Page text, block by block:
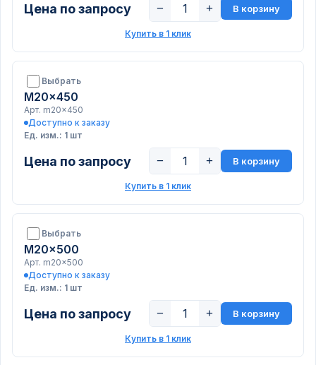
Цена по запросу − + В корзину
Купить в 1 клик
Выбрать
M20x450
Арт. m20x450
Доступно к заказу
Ед. изм.: 1 шт
Цена по запросу − + В корзину
Купить в 1 клик
Выбрать
M20x500
Арт. m20x500
Доступно к заказу
Ед. изм.: 1 шт
Цена по запросу − + В корзину
Купить в 1 клик